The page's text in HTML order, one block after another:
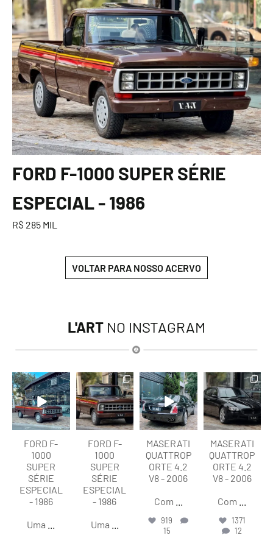
FORD F-1000 SUPER SÉRIE
ESPECIAL - 1986
R$ 285 MIL
VOLTAR PARA NOSSO ACERVO
L'ART NO INSTAGRAM
lart.br
Ago 7
FORD F-
1000
SUPER
SÉRIE
ESPECIAL
- 1986
Uma
lart.br
Ago 7
FORD F-
1000
SUPER
SÉRIE
ESPECIAL
- 1986
Uma
lart.br
Ago 6
MASERATI
QUATTROP
ORTE 4.2
V8 - 2006
Com
919
15
lart.br
Ago 6
MASERATI
QUATTROP
ORTE 4.2
V8 - 2006
Com
1371
12